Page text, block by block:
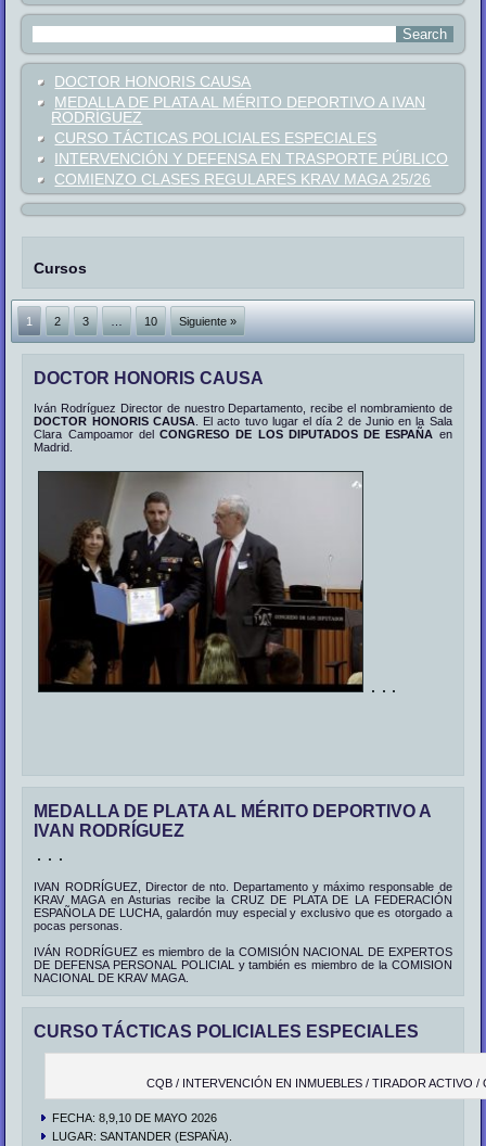
DOCTOR HONORIS CAUSA
MEDALLA DE PLATA AL MÉRITO DEPORTIVO A IVAN
RODRÍGUEZ
CURSO TÁCTICAS POLICIALES ESPECIALES
INTERVENCIÓN Y DEFENSA EN TRASPORTE PÚBLICO
COMIENZO CLASES REGULARES KRAV MAGA 25/26
Cursos
1 2 3 … 10 Siguiente »
DOCTOR HONORIS CAUSA
Iván Rodríguez Director de nuestro Departamento, recibe el nombramiento de
DOCTOR HONORIS CAUSA. El acto tuvo lugar el día 2 de Junio en la Sala
Clara Campoamor delCONGRESO DE LOS DIPUTADOS DE ESPAÑA en
Madrid.
MEDALLA DE PLATA AL MÉRITO DEPORTIVO A
IVAN RODRÍGUEZ
IVAN RODRÍGUEZ, Director de nto. Departamento y máximo responsable de
KRAV MAGA en Asturias recibe la CRUZ DE PLATA DE LA FEDERACIÓN
ESPAÑOLA DE LUCHA, galardón muy especial y exclusivo que es otorgado a
pocas personas.
IVÁN RODRÍGUEZ es miembro de la COMISIÓN NACIONAL DE EXPERTOS
DE DEFENSA PERSONAL POLICIAL y también es miembro de la COMISION
NACIONAL DE KRAV MAGA.
CURSO TÁCTICAS POLICIALES ESPECIALES
CQB / INTERVENCIÓN EN INMUEBLES / TIRADOR ACTIVO /
FECHA: 8,9,10 DE MAYO 2026
LUGAR: SANTANDER (ESPAÑA).